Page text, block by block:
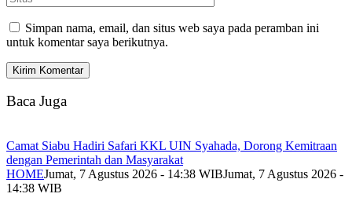
Simpan nama, email, dan situs web saya pada peramban ini
untuk komentar saya berikutnya.
Baca Juga
Camat Siabu Hadiri Safari KKL UIN Syahada, Dorong Kemitraan
dengan Pemerintah dan Masyarakat
HOMEJumat, 7 Agustus 2026 - 14:38 WIBJumat, 7 Agustus 2026 -
14:38 WIB